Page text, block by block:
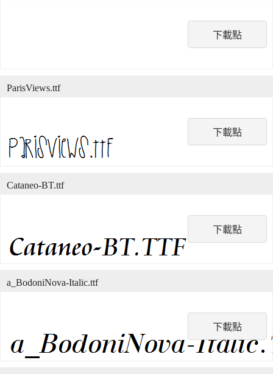
下載點
下載點
ParisViews.ttf
下載點
Cataneo-BT.ttf
下載點
a_BodoniNova-Italic.ttf